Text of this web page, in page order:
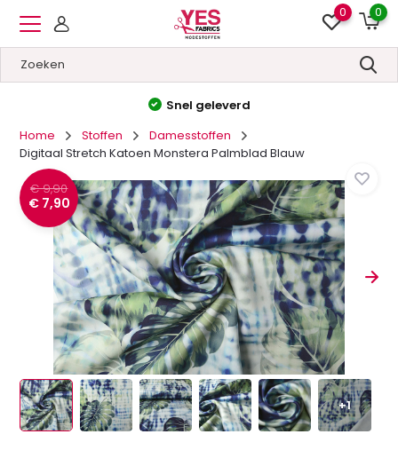
0 0
Home
Stoffen
Damesstoffen
Digitaal Stretch Katoen Monstera Palmblad Blauw
€ 9,90
€ 7,90
+1